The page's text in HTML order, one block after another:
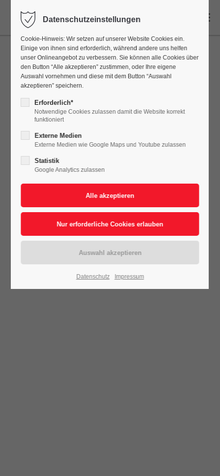
Datenschutzeinstellungen
Cookie-Hinweis: Wir setzen auf unserer Website Cookies ein.
Einige von ihnen sind erforderlich, während andere uns helfen
unser Onlineangebot zu verbessern. Sie können alle Cookies über
den Button “Alle akzeptieren” zustimmen, oder Ihre eigene
Auswahl vornehmen und diese mit dem Button “Auswahl
akzeptieren” speichern.
Erforderlich*
Notwendige Cookies zulassen damit die Website korrekt
funktioniert
Externe Medien
Externe Medien wie Google Maps und Youtube zulassen
Statistik
Google Analytics zulassen
Datenschutz Impressum